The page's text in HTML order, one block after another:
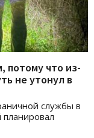
потому что из-
не утонул в
службы в